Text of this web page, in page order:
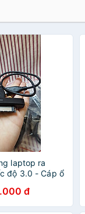
laptop ra
độ 3.0 - Cáp ổ
đ